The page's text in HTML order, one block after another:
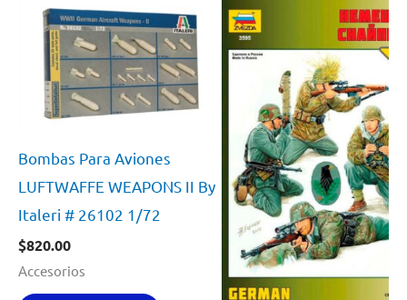
Bombas Para Aviones
LUFTWAFFE WEAPONS II By
Italeri # 26102 1/72
$820.00
Accesorios